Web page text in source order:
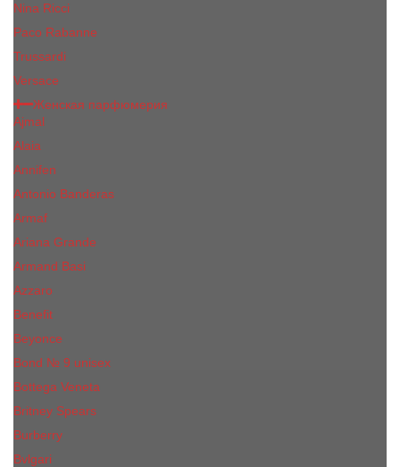
Nina Ricci
Paco Rabanne
Trussardi
Versace
Женская парфюмерия
Ajmal
Alaia
Annifen
Antonio Banderas
Armaf
Ariana Grande
Armand Basi
Azzaro
Benefit
Beyonce
Bond № 9 unisex
Bottega Veneta
Britney Spears
Burberry
Bvlgari